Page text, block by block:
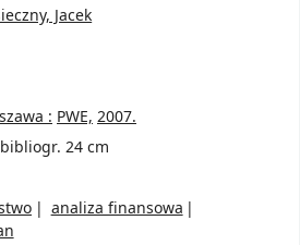
Jacek
:PWE,2007.
24 cm
analiza finansowa